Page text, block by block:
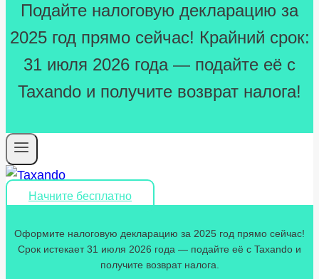
Подайте налоговую декларацию за
2025 год прямо сейчас! Крайний срок:
31 июля 2026 года — подайте её с
Taxando и получите возврат налога!
Начните бесплатно
Оформите налоговую декларацию за 2025 год прямо сейчас!
Срок истекает 31 июля 2026 года — подайте её с Taxando и
получите возврат налога.